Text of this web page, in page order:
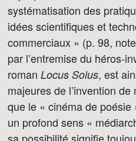
systématisation des
idées scientifiques et
commerciaux » (p. 98,
par l’entremise du héros-
roman Locus Solus, est
majeures de l’invention
que le « cinéma de
un profond sens «